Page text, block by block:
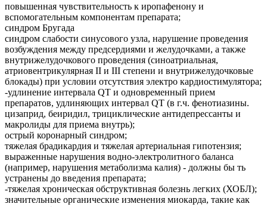
повышенная чувствительность к иропафенону и
вспомогательным компонентам препарата;
синдром Бругада
синдром слабости синусового узла, нарушение проведения
возбуждения между предсердиями и желудочками, а также
внутрижелудочкового проведения (синоатриальная,
атриовентрикулярная II и III степени и внутрижелудочковые
блокады) при условии отсутствия электро кардиостимулятора;
-удлинение интервала QT и одновременный прием
препаратов, удлиняющих интервал QT (в г.ч. фенотиазины.
цизаприд, беиридил, трициклические антидепрессанты и
макролиды для приема внутрь);
острый коронарный синдром;
тяжелая брадикардия и тяжелая артериальная гипотензия;
выраженные нарушения водно-электролитного баланса
(например, нарушения метаболизма калия) - должны бы ть
устранены до введения препарата;
-тяжелая хроническая обструктивная болезнь легких (ХОБЛ);
значительные органические изменения миокарда, такие как